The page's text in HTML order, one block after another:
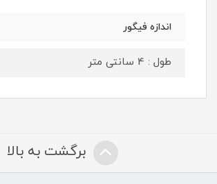
اندازه فیگور
طول : 4 سانتی متر
برگشت به بالا